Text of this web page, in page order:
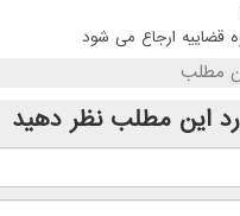
قضاییه ارجاع می شود
مطلب
این مطلب نظر دهید